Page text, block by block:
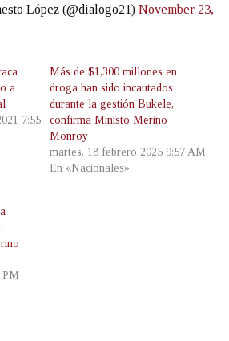
López (@dialogo21) November 23,
a
7:55
Más de $1,300 millones en
droga han sido incautados
durante la gestión Bukele,
confirma Ministo Merino
Monroy
martes, 18 febrero 2025 9:57 AM
En «Nacionales»
PM